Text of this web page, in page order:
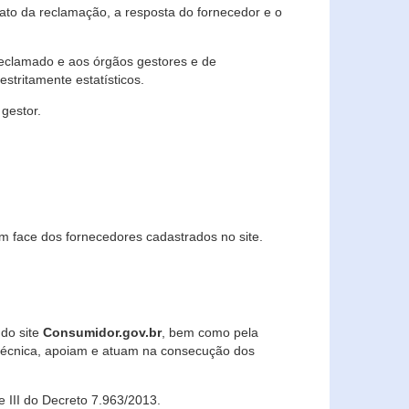
da reclamação, a resposta do fornecedor e o
e aos órgãos gestores e de
estatísticos.
face dos fornecedores cadastrados no site.
site Consumidor.gov.br, bem como pela
apoiam e atuam na consecução dos
III do Decreto 7.963/2013.